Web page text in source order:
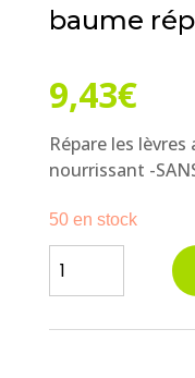
baume
9,43€
Répare les
nourrissant -
50 en stock
quantité